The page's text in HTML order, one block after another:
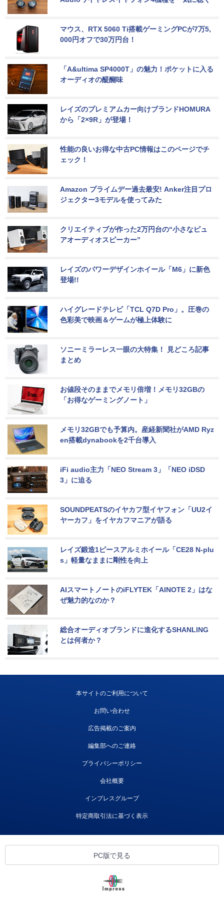
マウス、RTX 5060 Ti搭載ゲーミングPCが7万5,
000円オフで30万円台！
「A&ultima SP4000T」の魅力！ポケットに入る
オーディオの醍醐味
レイズのプレミアムカー向けブランドHOMURA
から「2×9R」が登場！
性能の良いお得な中古PC情報はこのページでチ
ェック！
Amazon プライムデー過去最安! Anker注目プロ
ジェクター3モデルを使ってみた
クリエイティブが作った2万円台の“小さなピュ
アオーディオスピーカー”
レイズのパワーデザインホイール「M6」に新色
登場!!
ハイグレードテレビ「TCL Q7D Pro」。圧巻の
色彩美で映画＆ゲームが極上体験に
ソニーミラーレス一眼の大特集！ 見どころ記事
まとめ
お値段そのままでメモリ倍増！メモリ32GBの
「お得なゲーミングノート」
メモリ32GBでも予算内。産経新聞社がAMD Ryz
en搭載dynabookを2千台導入
iFi audio主力「NEO Stream 3」「NEO iDSD
3」に迫る
SOUNDPEATSのイヤカフ型イヤフォン「UU2イ
ヤーカフ」をイヤカフマニアが語る
レイズ鍛造1ピースアルミホイール「CE28 N-plu
s」軽量なままに剛性を向上
AIスマートノートのiFLYTEK「AINOTE 2」はな
ぜ魅力的なのか？
総合オーディオブランドに進化するSHANLING
とは何者か？
本サイトのご利用について
お問い合わせ
広告掲載のご案内
編集部へのご連絡
プライバシーポリシー
会社概要
インプレスグループ
特定商取引法に基づく表示
PC版で見る